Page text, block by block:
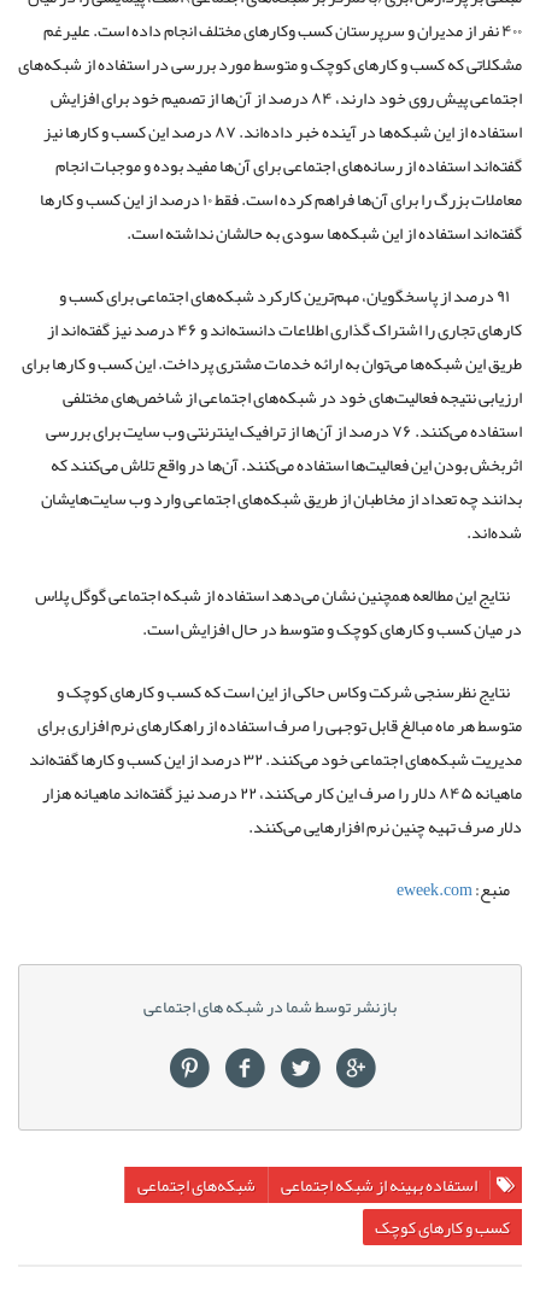
۴۰۰ نفر از مدیران و سرپرستان کسب وکارهای مختلف انجام داده است. علیرغم
مشکلاتی که کسب و کارهای کوچک و متوسط مورد بررسی در استفاده از شبکه‌های
اجتماعی پیش روی خود دارند، ۸۴ درصد از آن‌ها از تصمیم خود برای افزایش
استفاده از این شبکه‌ها در آینده خبر داده‌اند. ۸۷ درصد این کسب و کار‌ها نیز
گفته‌اند استفاده از رسانه‌های اجتماعی برای آن‌ها مفید بوده و موجبات انجام
معاملات بزرگ را برای آن‌ها فراهم کرده است. فقط ۱۰ درصد از این کسب و کار‌ها
گفته‌اند استفاده از این شبکه‌ها سودی به حالشان نداشته است.
۹۱ درصد از پاسخگویان، مهم‌ترین کارکرد شبکه‌های اجتماعی برای کسب و
کارهای تجاری را اشتراک گذاری اطلاعات دانسته‌اند و ۴۶ درصد نیز گفته‌اند از
طریق این شبکه‌ها می‌توان به ارائه خدمات مشتری پرداخت. این کسب و کارها برای
ارزیابی نتیجه فعالیت‌های خود در شبکه‌های اجتماعی از شاخص‌های مختلفی
استفاده می‌کنند. ۷۶ درصد از آن‌ها از ترافیک اینترنتی وب سایت برای بررسی
اثربخش بودن این فعالیت‌ها استفاده می‌کنند. آن‌ها در واقع تلاش می‌کنند که
بدانند چه تعداد از مخاطبان از طریق شبکه‌های اجتماعی وارد وب سایت‌هایشان
شده‌اند.
نتایج این مطالعه همچنین نشان می‌دهد استفاده از شبکه اجتماعی گوگل پلاس
در میان کسب و کارهای کوچک و متوسط در حال افزایش است.
نتایج نظرسنجی شرکت وکاس حاکی از این است که کسب و کارهای کوچک و
متوسط هر ماه مبالغ قابل توجهی را صرف استفاده از راهکارهای نرم افزاری برای
مدیریت شبکه‌های اجتماعی خود می‌کنند. ۳۲ درصد از این کسب و کار‌ها گفته‌اند
ماهیانه ۸۴۵ دلار را صرف این کار می‌کنند، ۲۲ درصد نیز گفته‌اند ماهیانه هزار
دلار صرف تهیه چنین نرم افزارهایی می‌کنند.
منبع:eweek.com
بازنشر توسط شما در شبکه های اجتماعی
استفاده بهینه از شبکه اجتماعی
شبکه‌های اجتماعی
کسب و کارهای کوچک